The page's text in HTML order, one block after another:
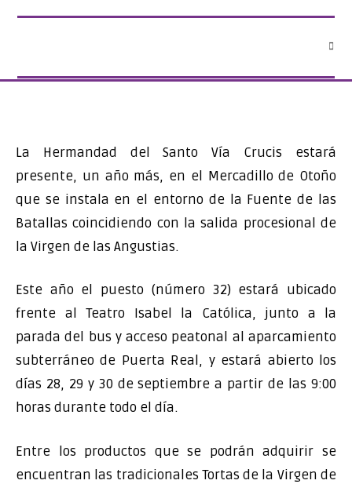
La Hermandad del Santo Vía Crucis estará
presente, un año más, en el Mercadillo de Otoño
que se instala en el entorno de la Fuente de las
Batallas coincidiendo con la salida procesional de
la Virgen de las Angustias.
Este año el puesto (número 32) estará ubicado
frente al Teatro Isabel la Católica, junto a la
parada del bus y acceso peatonal al aparcamiento
subterráneo de Puerta Real, y estará abierto los
días 28, 29 y 30 de septiembre a partir de las 9:00
horas durante todo el día.
Entre los productos que se podrán adquirir se
encuentran las tradicionales Tortas de la Virgen de